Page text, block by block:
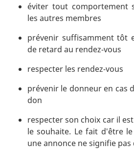
éviter tout comportement
les autres membres
prévenir suffisamment tôt
de retard au rendez-vous
respecter les rendez-vous
prévenir le donneur en cas
don
respecter son choix car il
le souhaite. Le fait d'être
une annonce ne signifie